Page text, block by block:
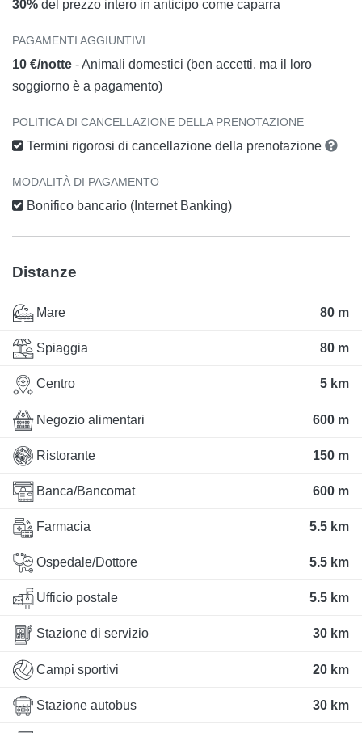
30% del prezzo intero in anticipo come caparra
PAGAMENTI AGGIUNTIVI
10 €/notte - Animali domestici (ben accetti, ma il loro
soggiorno è a pagamento)
POLITICA DI CANCELLAZIONE DELLA PRENOTAZIONE
Termini rigorosi di cancellazione della prenotazione
MODALITÀ DI PAGAMENTO
Bonifico bancario (Internet Banking)
Distanze
Mare 80 m
Spiaggia 80 m
Centro 5 km
Negozio alimentari 600 m
Ristorante 150 m
Banca/Bancomat 600 m
Farmacia 5.5 km
Ospedale/Dottore 5.5 km
Ufficio postale 5.5 km
Stazione di servizio 30 km
Campi sportivi 20 km
Stazione autobus 30 km